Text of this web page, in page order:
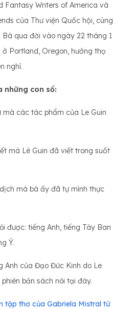
Fantasy Writers of America và
của Thư viện Quốc hội, cùng
Bà qua đời vào ngày 22 tháng 1
Portland, Oregon, hưởng thọ
nghỉ.
những con số:
các tác phẩm của Le Guin
mà Lê Guin đã viết trong suốt
mà bà ấy đã tự mình thực
được: tiếng Anh, tiếng Tây Ban
Ý.
Anh của Đạo Đức Kinh do Le
bản sách nói tại đây.
tập thơ của Gabriela Mistral từ